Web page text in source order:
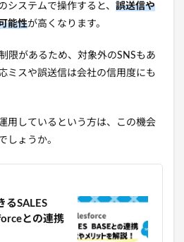
システムで操作すると、 誤送信や
能性が高くなります。
限があるため、対象外のSNSもあ
ミスや誤送信は会社の信用度にも
用しているという方は、この機会
しょうか。
るSALES
との連携